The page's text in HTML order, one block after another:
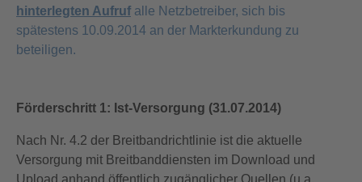
hinterlegten Aufruf alle Netzbetreiber, sich bis
spätestens 10.09.2014 an der Markterkundung zu
beteiligen.
Förderschritt 1: Ist-Versorgung (31.07.2014)
Nach Nr. 4.2 der Breitbandrichtlinie ist die aktuelle
Versorgung mit Breitbanddiensten im Download und